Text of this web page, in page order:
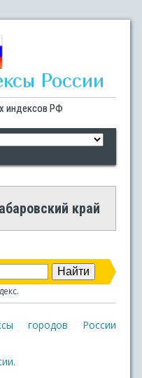
России
индексов РФ
край
городов России